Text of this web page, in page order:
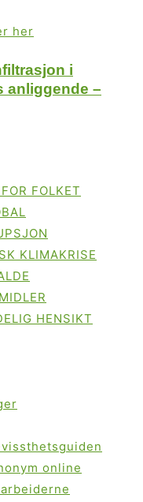
i
anliggende –
FOLKET
KLIMAKRISE
HENSIKT
online